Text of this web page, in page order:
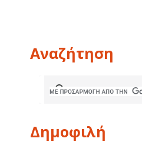
Αναζήτηση
Δημοφιλή